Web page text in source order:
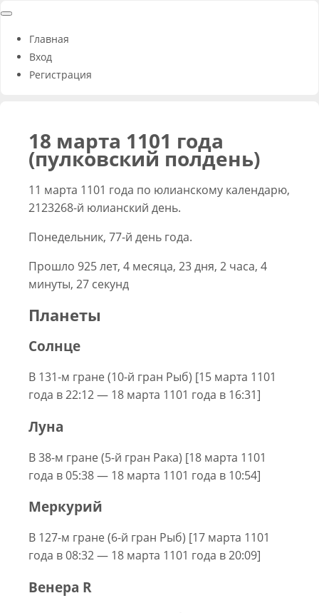
Главная
Вход
Регистрация
18 марта 1101 года
(пулковский полдень)
11 марта 1101 года по юлианскому календарю,
2123268-й юлианский день.
Понедельник, 77-й день года.
Прошло 925 лет, 4 месяца, 23 дня, 2 часа, 4
минуты, 27 секунд
Планеты
Солнце
В 131-м гране (10-й гран Рыб) [15 марта 1101
года в 22:12 — 18 марта 1101 года в 16:31]
Луна
В 38-м гране (5-й гран Рака) [18 марта 1101
года в 05:38 — 18 марта 1101 года в 10:54]
Меркурий
В 127-м гране (6-й гран Рыб) [17 марта 1101
года в 08:32 — 18 марта 1101 года в 20:09]
Венера R